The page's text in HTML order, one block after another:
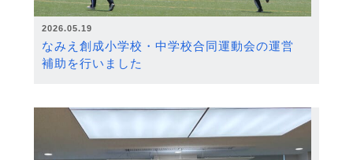
2026.05.19
なみえ創成小学校・中学校合同運動会の運営
補助を行いました